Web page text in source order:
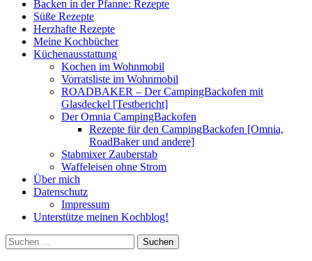
Backen in der Pfanne: Rezepte
Süße Rezepte
Herzhafte Rezepte
Meine Kochbücher
Küchenausstattung
Kochen im Wohnmobil
Vorratsliste im Wohnmobil
ROADBAKER – Der CampingBackofen mit
Glasdeckel [Testbericht]
Der Omnia CampingBackofen
Rezepte für den CampingBackofen [Omnia,
RoadBaker und andere]
Stabmixer Zauberstab
Waffeleisen ohne Strom
Über mich
Datenschutz
Impressum
Unterstütze meinen Kochblog!
Suchen
nach: